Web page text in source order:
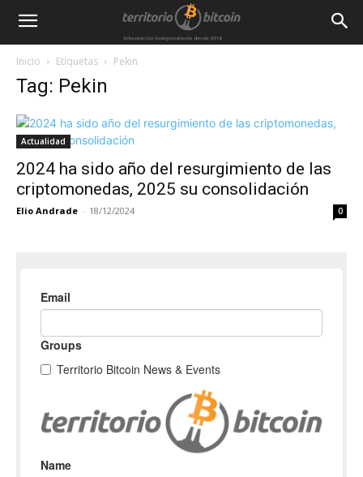
Inicio Etiquetas Pekin
Tag: Pekin
Actualidad
2024 ha sido año del resurgimiento de las
criptomonedas, 2025 su consolidación
Elio Andrade - 18/12/2024 0